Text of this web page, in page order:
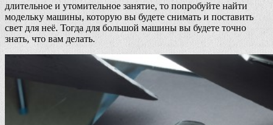
длительное и утомительное занятие, то попробуйте найти
модельку машины, которую вы будете снимать и поставить
свет для неё. Тогда для большой машины вы будете точно
знать, что вам делать.